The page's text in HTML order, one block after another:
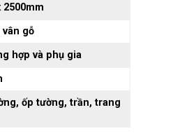
2500mm
vân gỗ
hợp và phụ gia
ốp tường, trần, trang